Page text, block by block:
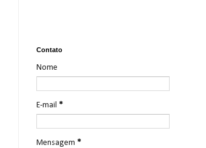
Contato
Nome
E-mail *
Mensagem *